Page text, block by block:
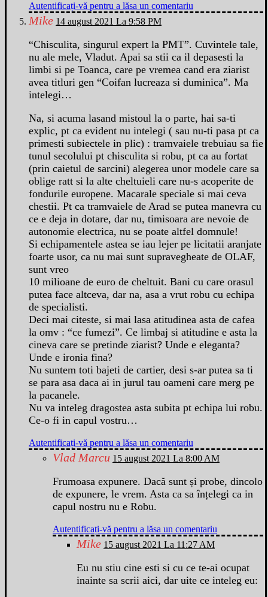
Autentificați-vă pentru a lăsa un comentariu
Mike 14 august 2021 La 9:58 PM
“Chisculita, singurul expert la PMT”. Cuvintele tale,
nu ale mele, Vladut. Apai sa stii ca il depasesti la
limbi si pe Toanca, care pe vremea cand era ziarist
avea titluri gen “Coifan lucreaza si duminica”. Ma
intelegi…
Na, si acuma lasand mistoul la o parte, hai sa-ti
explic, pt ca evident nu intelegi ( sau nu-ti pasa pt ca
primesti subiectele in plic) : tramvaiele trebuiau sa fie
tunul secolului pt chisculita si robu, pt ca au fortat
(prin caietul de sarcini) alegerea unor modele care sa
oblige ratt si la alte cheltuieli care nu-s acoperite de
fondurile europene. Macarale speciale si mai ceva
chestii. Pt ca tramvaiele de Arad se putea manevra cu
ce e deja in dotare, dar nu, timisoara are nevoie de
autonomie electrica, nu se poate altfel domnule!
Si echipamentele astea se iau lejer pe licitatii aranjate
foarte usor, ca nu mai sunt supravegheate de OLAF,
sunt vreo
10 milioane de euro de cheltuit. Bani cu care orasul
putea face altceva, dar na, asa a vrut robu cu echipa
de specialisti.
Deci mai citeste, si mai lasa atitudinea asta de cafea
la omv : “ce fumezi”. Ce limbaj si atitudine e asta la
cineva care se pretinde ziarist? Unde e eleganta?
Unde e ironia fina?
Nu suntem toti bajeti de cartier, desi s-ar putea sa ti
se para asa daca ai in jurul tau oameni care merg pe
la pacanele.
Nu va inteleg dragostea asta subita pt echipa lui robu.
Ce-o fi in capul vostru…
Autentificați-vă pentru a lăsa un comentariu
Vlad Marcu 15 august 2021 La 8:00 AM
Frumoasa expunere. Dacă sunt și probe, dincolo
de expunere, le vrem. Asta ca sa înțelegi ca in
capul nostru nu e Robu.
Autentificați-vă pentru a lăsa un comentariu
Mike 15 august 2021 La 11:27 AM
Eu nu stiu cine esti si cu ce te-ai ocupat
inainte sa scrii aici, dar uite ce inteleg eu: